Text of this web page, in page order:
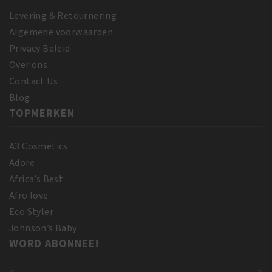
Levering & Retournering
Algemene voorwaarden
Privacy Beleid
Over ons
Contact Us
Blog
TOPMERKEN
A3 Cosmetics
Adore
Africa’s Best
Afro love
Eco Styler
Johnson’s Baby
WORD ABONNEE!